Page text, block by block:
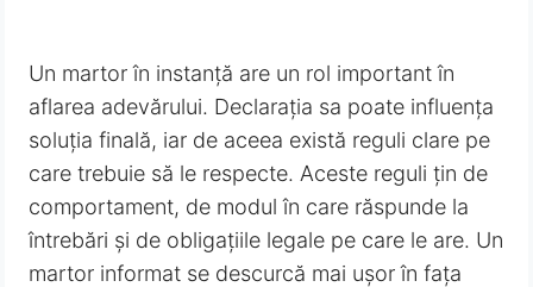
Un martor în instanță are un rol important în
aflarea adevărului. Declarația sa poate influența
soluția finală, iar de aceea există reguli clare pe
care trebuie să le respecte. Aceste reguli țin de
comportament, de modul în care răspunde la
întrebări și de obligațiile legale pe care le are. Un
martor informat se descurcă mai ușor în fața